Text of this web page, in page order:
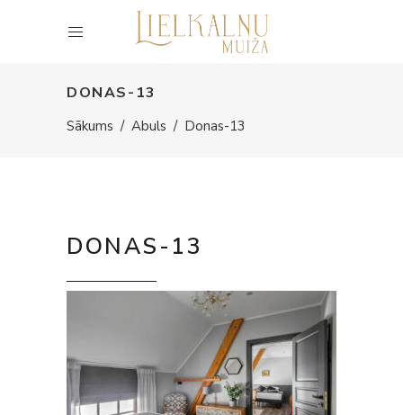
DONAS-13
Sākums / Abuls / Donas-13
DONAS-13